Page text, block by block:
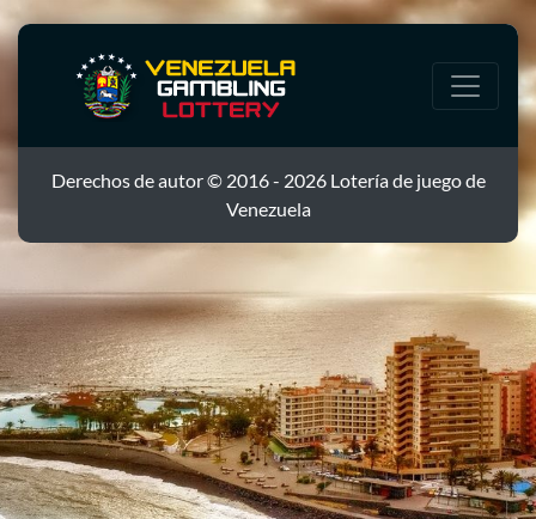
Derechos de autor © 2016 - 2026 Lotería de juego de
Venezuela